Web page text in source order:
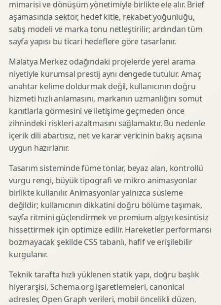
mimarisi ve dönüşüm yönetimiyle birlikte ele alır. Brief
aşamasında sektör, hedef kitle, rekabet yoğunluğu,
satış modeli ve marka tonu netleştirilir; ardından tüm
sayfa yapısı bu ticari hedeflere göre tasarlanır.
Malatya Merkez odağındaki projelerde yerel arama
niyetiyle kurumsal prestij aynı dengede tutulur. Amaç
anahtar kelime doldurmak değil, kullanıcının doğru
hizmeti hızlı anlamasını, markanın uzmanlığını somut
kanıtlarla görmesini ve iletişime geçmeden önce
zihnindeki riskleri azaltmasını sağlamaktır. Bu nedenle
içerik dili abartısız, net ve karar vericinin bakış açısına
uygun hazırlanır.
Tasarım sisteminde füme tonlar, beyaz alan, kontrollü
vurgu rengi, büyük tipografi ve mikro animasyonlar
birlikte kullanılır. Animasyonlar yalnızca süsleme
değildir; kullanıcının dikkatini doğru bölüme taşımak,
sayfa ritmini güçlendirmek ve premium algıyı kesintisiz
hissettirmek için optimize edilir. Hareketler performansı
bozmayacak şekilde CSS tabanlı, hafif ve erişilebilir
kurgulanır.
Teknik tarafta hızlı yüklenen statik yapı, doğru başlık
hiyerarşisi, Schema.org işaretlemeleri, canonical
adresler, Open Graph verileri, mobil öncelikli düzen,